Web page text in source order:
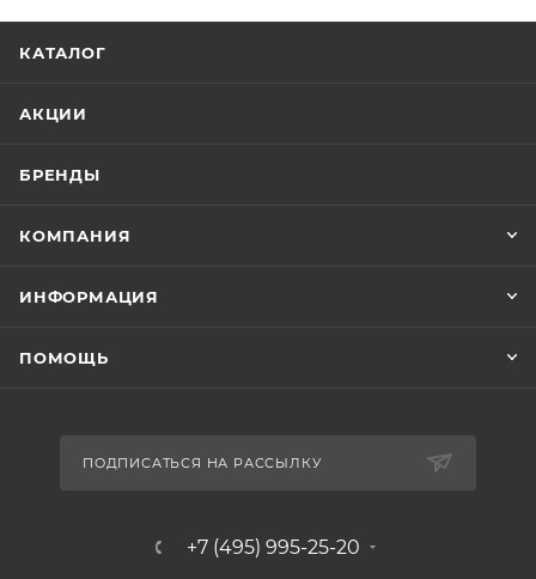
КАТАЛОГ
АКЦИИ
БРЕНДЫ
КОМПАНИЯ
ИНФОРМАЦИЯ
ПОМОЩЬ
ПОДПИСАТЬСЯ НА РАССЫЛКУ
+7 (495) 995-25-20​